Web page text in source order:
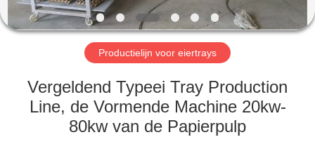
OVER
ONS
FABRIEKSREIS
KWALITEITSCONTROLE
Productielijn voor eiertrays
Vergeldend Typeei Tray Production
Line, de Vormende Machine 20kw-
80kw van de Papierpulp